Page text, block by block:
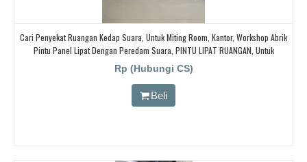
Cari Penyekat Ruangan Kedap Suara, Untuk Miting Room, Kantor, Workshop Abrik
Pintu Panel Lipat Dengan Peredam Suara, PINTU LIPAT RUANGAN, Untuk
Ballroom, HOTEL,
Rp (Hubungi CS)
Beli